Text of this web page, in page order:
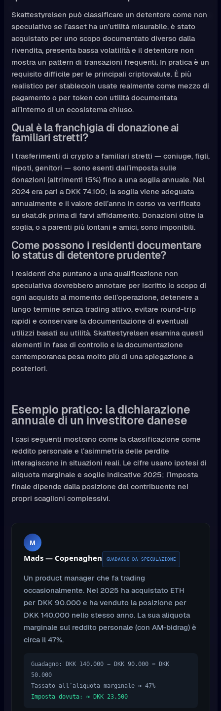
Skattestyrelsen può classificare un detentore come non
speculativo se l’asset ha un’utilità misurabile, è stato
acquistato per uno scopo documentato diverso dalla
rivendita, presenta bassa volatilità e il detentore non
mostra un pattern di transazioni frequenti. In pratica è un
requisito difficile per le principali criptovalute. È più
realistico per stablecoin usate realmente come mezzo di
pagamento o per token con utilità documentata
all’interno di un ecosistema chiuso.
Qual è la franchigia di donazione ai
familiari stretti?
I trasferimenti di crypto a familiari stretti — coniuge, figli,
nipoti, genitori — sono esenti dall’imposta sulle
donazioni (altrimenti 15%) fino a una soglia annuale. Nel
2024 era pari a DKK 74.100; la soglia viene adeguata
annualmente e il valore dell’anno in corso va verificato
su skat.dk prima di farvi affidamento. Donazioni oltre la
soglia, o a parenti più lontani e amici, sono imponibili.
Come possono i residenti documentare
lo status di detentore prudente?
I residenti che puntano a una qualificazione non
speculativa dovrebbero annotare per iscritto lo scopo di
ogni acquisto al momento dell’operazione, detenere a
lungo termine senza trading attivo, evitare round-trip
rapidi e conservare la documentazione di eventuali
utilizzi basati su utilità. Skattestyrelsen esamina questi
elementi in fase di controllo e la documentazione
contemporanea pesa molto più di una spiegazione a
posteriori.
Esempio pratico: la dichiarazione
annuale di un investitore danese
I casi seguenti mostrano come la classificazione come
reddito personale e l’asimmetria delle perdite
interagiscono in situazioni reali. Le cifre usano ipotesi di
aliquota marginale e soglie indicative 2025; l’imposta
finale dipende dalla posizione del contribuente nei
propri scaglioni complessivi.
M
Mads — Copenaghen GUADAGNO DA SPECULAZIONE
Un product manager che fa trading
occasionalmente. Nel 2025 ha acquistato ETH
per DKK 90.000 e ha venduto la posizione per
DKK 140.000 nello stesso anno. La sua aliquota
marginale sul reddito personale (con AM-bidrag) è
circa il 47%.
Guadagno: DKK 140.000 − DKK 90.000 = DKK
50.000
Tassato all’aliquota marginale ≈ 47%
Imposta dovuta: ≈ DKK 23.500